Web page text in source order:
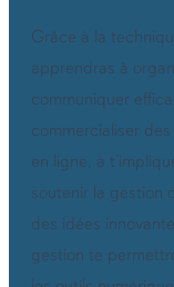
Grâce à la
apprendras à
communiquer
commercialiser
en ligne, à
soutenir la gestion
des idées
gestion te